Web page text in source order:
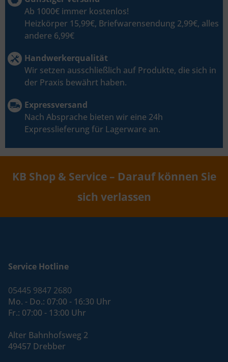
Ab 1000€ immer kostenlos!
Heizkörper 15,99€, Briefwarensendung 2,99€, alles
andere 6,99€
Handwerkerqualität
Wir setzen ausschließlich auf Produkte, die sich in
der Praxis bewährt haben.
Expressversand
Nach Absprache bieten wir eine 24h
Expresslieferung für Lagerware an.
KB Shop & Service – Darauf können Sie
sich verlassen
Service Hotline
05445 9847 2680
Mo. - Do.: 07:00 - 16:30 Uhr
Fr.: 07:00 - 13:00 Uhr
Alter Bahnhofsweg 2
49457 Drebber